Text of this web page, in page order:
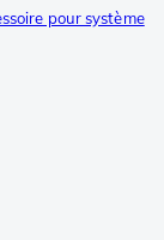
pour système